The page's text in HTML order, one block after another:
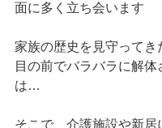
面に多く立ち会います
家族の歴史を見守ってき
目の前でバラバラに解
は…
そこで、介護施設や新居